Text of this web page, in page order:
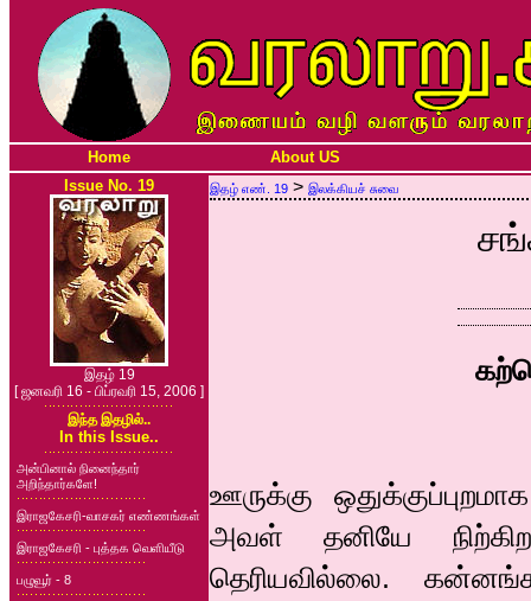
Home
About US
Issue No. 19
இதழ் 19
[ ஜனவரி 16 - பிப்ரவரி 15, 2006 ]
இந்த இதழில்..
In this Issue..
அன்பினால் நினைந்தார்
அறிந்தார்களே!
இராஜகேசரி-வாசகர் எண்ணங்கள்
இராஜகேசரி - புத்தக வெளியீடு
பழுவூர் - 8
இதழ் எண். 19 > இலக்கியச் சுவை
ஊருக்கு
அவள் தனியே
தெரியவில்லை.